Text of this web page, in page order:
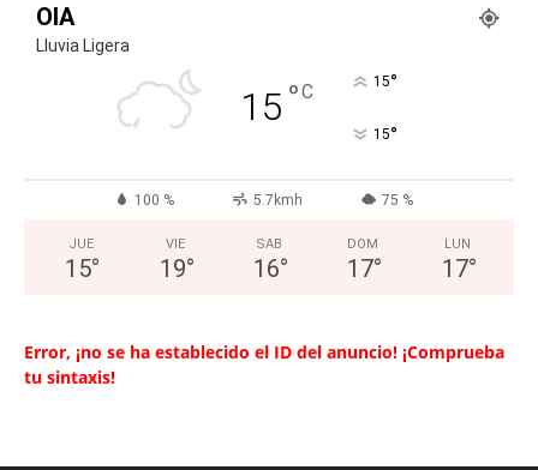
OIA
Lluvia Ligera
15 °C 15°
15°
100 % 5.7kmh 75 %
JUE
15°
VIE
19°
SAB
16°
DOM
17°
LUN
17°
Error, ¡no se ha establecido el ID del anuncio! ¡Comprueba
tu sintaxis!